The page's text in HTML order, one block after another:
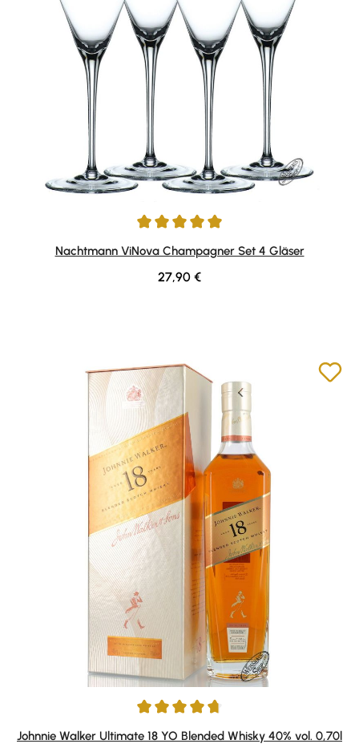
Durchschnittliche Bewertung von 5 von 5 Sternen
Nachtmann ViNova Champagner Set 4 Gläser
Regulärer Preis:
27,90 €
Durchschnittliche Bewertung von 4.76 von 5 Sternen
Johnnie Walker Ultimate 18 YO Blended Whisky 40% vol. 0,70l